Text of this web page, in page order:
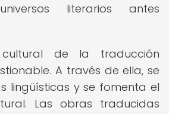
literarios antes
de la traducción
A través de ella, se
lingüísticas y se fomenta el
Las obras traducidas